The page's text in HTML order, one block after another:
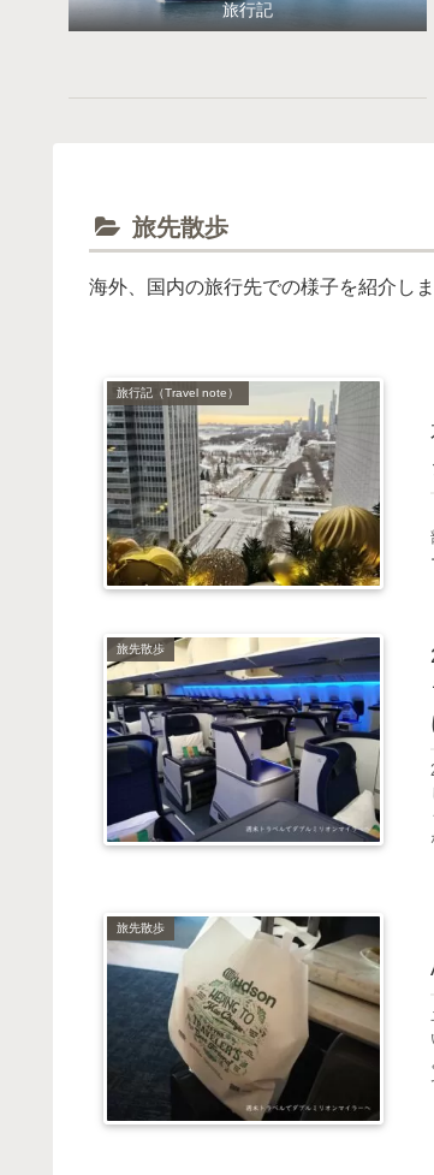
旅行記
旅先散歩
海外、国内の旅行先での様子を紹介しま
旅行記（Travel note）
旅先散歩
旅先散歩